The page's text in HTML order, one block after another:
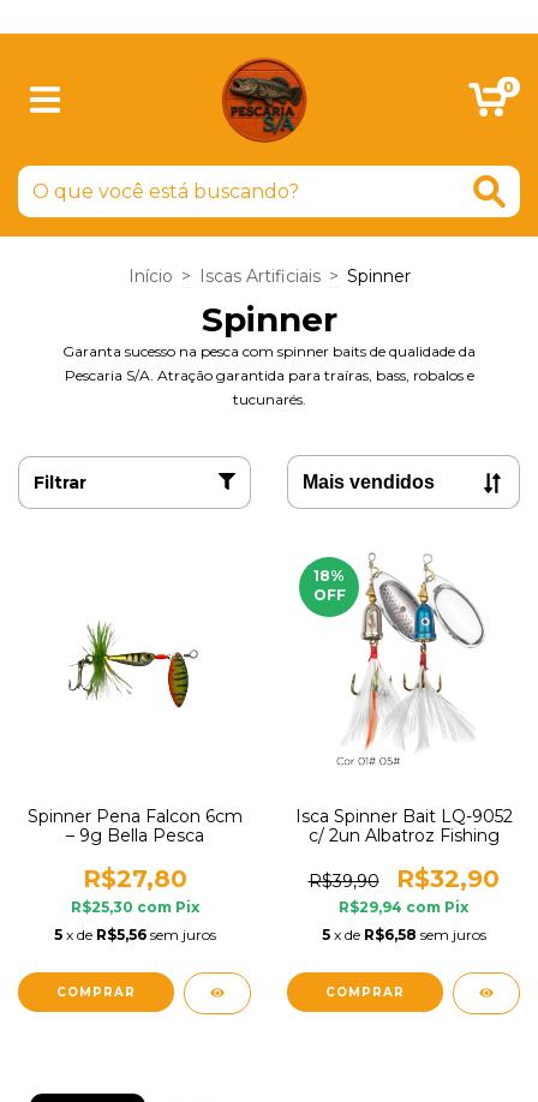
0
Início > Iscas Artificiais > Spinner
Spinner
Garanta sucesso na pesca com spinner baits de qualidade da
Pescaria S/A. Atração garantida para traíras, bass, robalos e
tucunarés.
Filtrar
Spinner Pena Falcon 6cm
– 9g Bella Pesca
R$27,80
R$25,30 com Pix
5 x de R$5,56 sem juros
COMPRAR
18%
OFF
Isca Spinner Bait LQ-9052
c/ 2un Albatroz Fishing
R$39,90 R$32,90
R$29,94 com Pix
5 x de R$6,58 sem juros
COMPRAR